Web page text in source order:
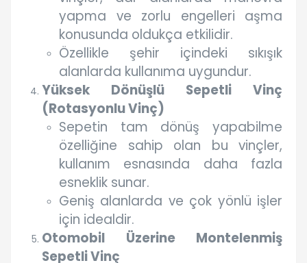
yapma ve zorlu engelleri aşma
konusunda oldukça etkilidir.
Özellikle şehir içindeki sıkışık
alanlarda kullanıma uygundur.
Yüksek Dönüşlü Sepetli Vinç
(Rotasyonlu Vinç)
Sepetin tam dönüş yapabilme
özelliğine sahip olan bu vinçler,
kullanım esnasında daha fazla
esneklik sunar.
Geniş alanlarda ve çok yönlü işler
için idealdir.
Otomobil Üzerine Montelenmiş
Sepetli Vinç